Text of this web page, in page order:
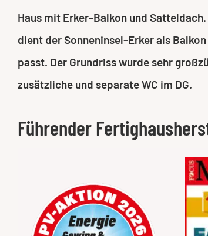
Haus mit Erker-Balkon und
dient der Sonneninsel-Erker als
passt. Der Grundriss wurde sehr
zusätzliche und separate WC im DG.
Führender